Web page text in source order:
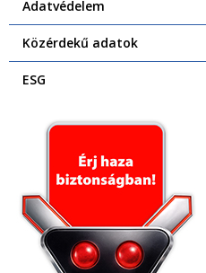
Adatvédelem
Közérdekű adatok
ESG